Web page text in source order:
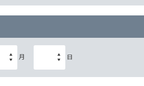
月 日